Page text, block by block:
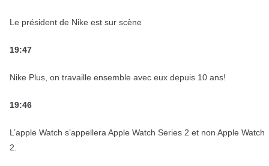
Le président de Nike est sur scène
19:47
Nike Plus, on travaille ensemble avec eux depuis 10 ans!
19:46
L’apple Watch s’appellera Apple Watch Series 2 et non Apple Watch
2.